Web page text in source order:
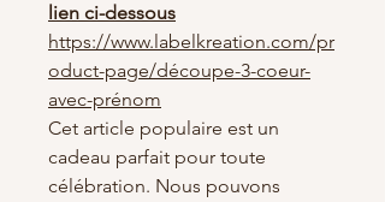
lien ci-dessous
https://www.labelkreation.com/pr
oduct-page/découpe-3-coeur-
avec-prénom
Cet article populaire est un
cadeau parfait pour toute
célébration. Nous pouvons